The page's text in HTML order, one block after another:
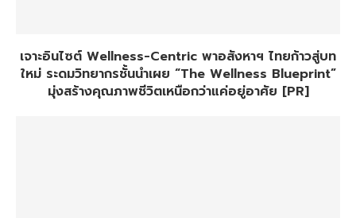
เจาะอินไซต์ Wellness-Centric พาอสังหาฯ ไทยก้าวสู่บท
ใหม่ ระดมวิทยากรชั้นนำเผย “The Wellness Blueprint”
มุ่งสร้างคุณภาพชีวิตเหนือกว่าแค่อยู่อาศัย [PR]